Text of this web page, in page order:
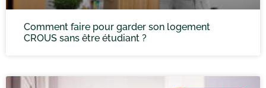
Comment faire pour garder son logement
CROUS sans être étudiant ?